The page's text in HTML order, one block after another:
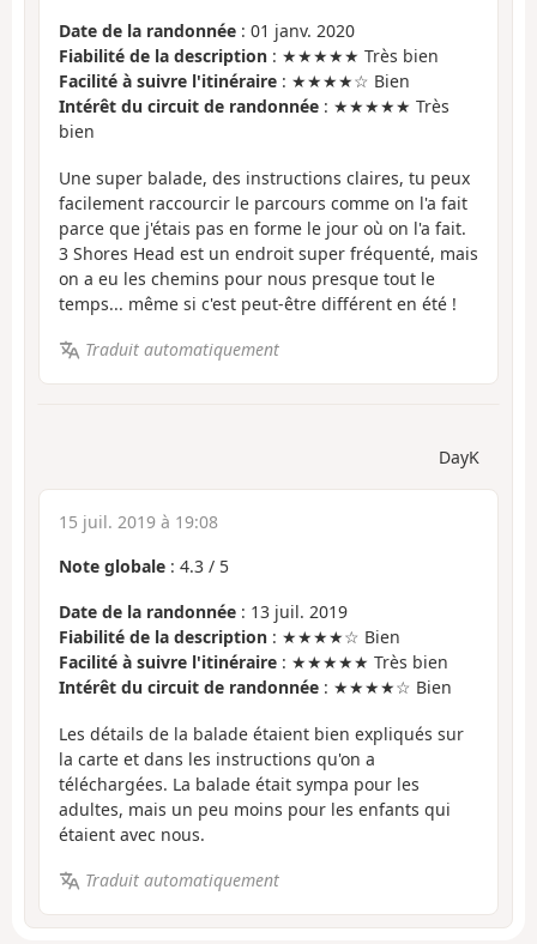
Date de la randonnée : 01 janv. 2020
Fiabilité de la description : ★★★★★ Très bien
Facilité à suivre l'itinéraire : ★★★★☆ Bien
Intérêt du circuit de randonnée : ★★★★★ Très
bien
Une super balade, des instructions claires, tu peux
facilement raccourcir le parcours comme on l'a fait
parce que j'étais pas en forme le jour où on l'a fait.
3 Shores Head est un endroit super fréquenté, mais
on a eu les chemins pour nous presque tout le
temps... même si c'est peut-être différent en été !
Traduit automatiquement
DayK
15 juil. 2019 à 19:08
Note globale : 4.3 / 5
Date de la randonnée : 13 juil. 2019
Fiabilité de la description : ★★★★☆ Bien
Facilité à suivre l'itinéraire : ★★★★★ Très bien
Intérêt du circuit de randonnée : ★★★★☆ Bien
Les détails de la balade étaient bien expliqués sur
la carte et dans les instructions qu'on a
téléchargées. La balade était sympa pour les
adultes, mais un peu moins pour les enfants qui
étaient avec nous.
Traduit automatiquement